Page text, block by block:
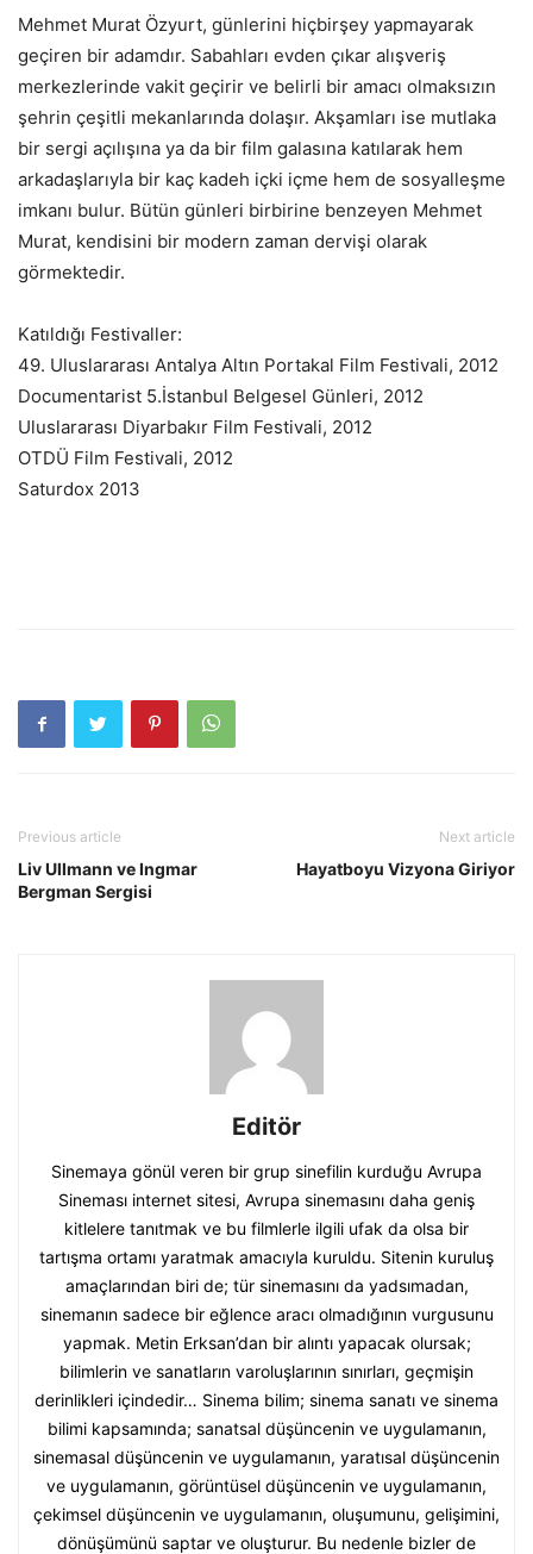
Mehmet Murat Özyurt, günlerini hiçbirşey yapmayarak
geçiren bir adamdır. Sabahları evden çıkar alışveriş
merkezlerinde vakit geçirir ve belirli bir amacı olmaksızın
şehrin çeşitli mekanlarında dolaşır. Akşamları ise mutlaka
bir sergi açılışına ya da bir film galasına katılarak hem
arkadaşlarıyla bir kaç kadeh içki içme hem de sosyalleşme
imkanı bulur. Bütün günleri birbirine benzeyen Mehmet
Murat, kendisini bir modern zaman dervişi olarak
görmektedir.
Katıldığı Festivaller:
49. Uluslararası Antalya Altın Portakal Film Festivali, 2012
Documentarist 5.İstanbul Belgesel Günleri, 2012
Uluslararası Diyarbakır Film Festivali, 2012
OTDÜ Film Festivali, 2012
Saturdox 2013
Previous article
Liv Ullmann ve Ingmar
Bergman Sergisi
Next article
Hayatboyu Vizyona Giriyor
Editör
Sinemaya gönül veren bir grup sinefilin kurduğu Avrupa
Sineması internet sitesi, Avrupa sinemasını daha geniş
kitlelere tanıtmak ve bu filmlerle ilgili ufak da olsa bir
tartışma ortamı yaratmak amacıyla kuruldu. Sitenin kuruluş
amaçlarından biri de; tür sinemasını da yadsımadan,
sinemanın sadece bir eğlence aracı olmadığının vurgusunu
yapmak. Metin Erksan’dan bir alıntı yapacak olursak;
bilimlerin ve sanatların varoluşlarının sınırları, geçmişin
derinlikleri içindedir… Sinema bilim; sinema sanatı ve sinema
bilimi kapsamında; sanatsal düşüncenin ve uygulamanın,
sinemasal düşüncenin ve uygulamanın, yaratısal düşüncenin
ve uygulamanın, görüntüsel düşüncenin ve uygulamanın,
çekimsel düşüncenin ve uygulamanın, oluşumunu, gelişimini,
dönüşümünü saptar ve oluşturur. Bu nedenle bizler de